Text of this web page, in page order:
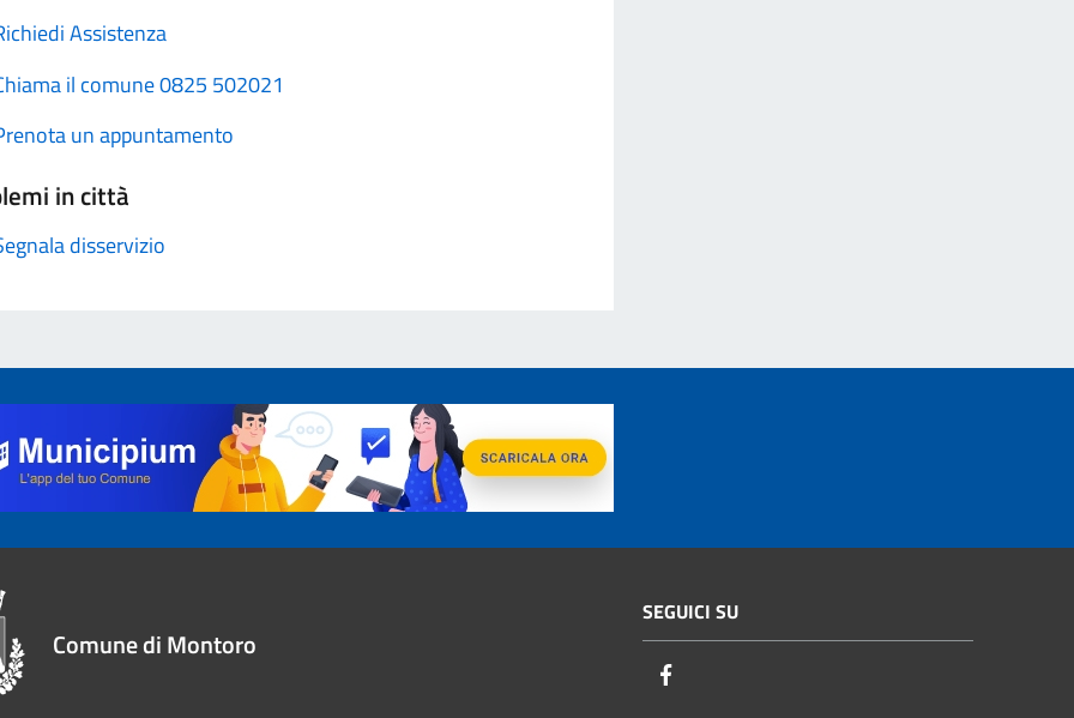
Assistenza
il comune 0825 502021
un appuntamento
in città
disservizio
Comune di Montoro
SEGUICI SU